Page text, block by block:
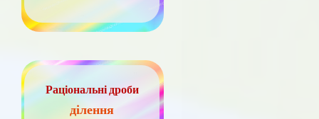
Раціональні дроби
ділення